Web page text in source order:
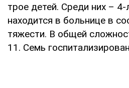
трое детей. Среди них –
находится в больнице в
тяжести. В общей
11. Семь